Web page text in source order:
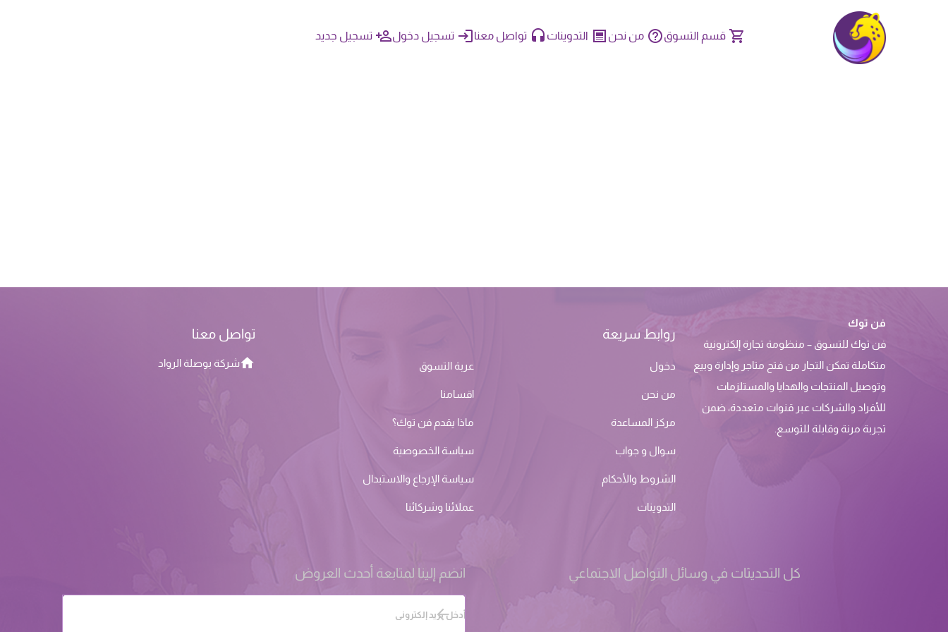
قسم التسوق من نحن التدوينات تواصل معنا تسجيل دخول تسجيل جديد
فن توك
فن توك للتسوق – منظومة تجارة إلكترونية
متكاملة تمكن التجار من فتح متاجر وإدارة وبيع
وتوصيل المنتجات والهدايا والمستلزمات
للأفراد والشركات عبر قنوات متعددة، ضمن
تجربة مرنة وقابلة للتوسع.
روابط سريعة
دخول عربة التسوق
من نحن اقسامنا
مركز المساعدة ماذا يقدم فن توك؟
سوال و جواب سياسة الخصوصية
الشروط والأحكام سياسة الإرجاع والاستبدال
التدوينات عملائنا وشركائنا
تواصل معنا
شركة بوصلة الرواد
كل التحديثات في وسائل التواصل الاجتماعي انضم إلينا لمتابعة أحدث العروض